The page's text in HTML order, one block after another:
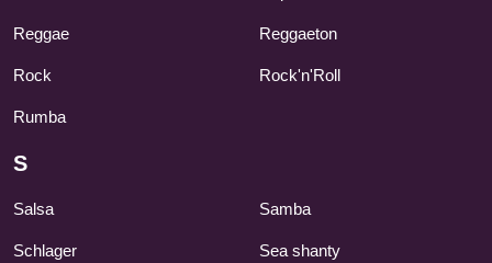
Reggae Reggaeton
Rock Rock'n'Roll
Rumba
S
Salsa Samba
Schlager Sea shanty